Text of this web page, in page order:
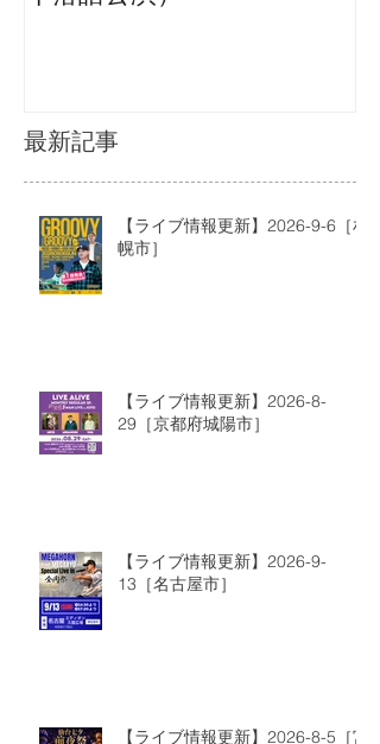
最新記事
【ライブ情報更新】2026-9-6［札
幌市］
【ライブ情報更新】2026-8-
29［京都府城陽市］
【ライブ情報更新】2026-9-
13［名古屋市］
【ライブ情報更新】2026-8-5［宮